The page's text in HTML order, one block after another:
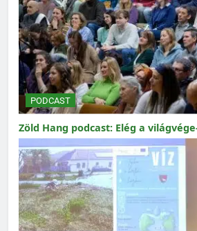
PODCAST
Zöld Hang podcast: Elég a